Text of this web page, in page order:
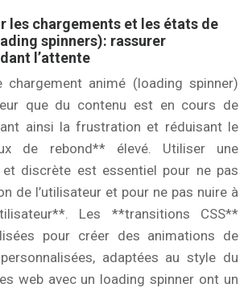
les chargements et les états de
spinners): rassurer
l’attente
chargement animé (loading spinner)
que du contenu est en cours de
ainsi la frustration et réduisant le
de rebond** élevé. Utiliser une
discrète est essentiel pour ne pas
de l’utilisateur et pour ne pas nuire à
Les **transitions CSS**
pour créer des animations de
adaptées au style du
web avec un loading spinner ont un